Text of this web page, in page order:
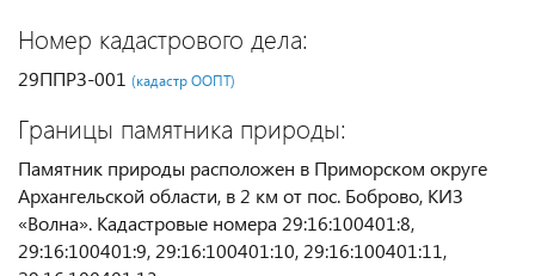
Номер кадастрового дела:
29ППРЗ-001 (кадастр ООПТ)
Границы памятника природы:
Памятник природы расположен в Приморском округе
Архангельской области, в 2 км от пос. Боброво, КИЗ
«Волна». Кадастровые номера 29:16:100401:8,
29:16:100401:9, 29:16:100401:10, 29:16:100401:11,